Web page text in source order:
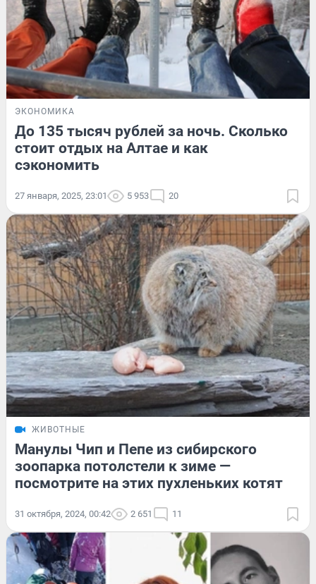
ЭКОНОМИКА
До 135 тысяч рублей за ночь. Сколько
стоит отдых на Алтае и как
сэкономить
27 января, 2025, 23:01 5 953 20
ЖИВОТНЫЕ
Манулы Чип и Пепе из сибирского
зоопарка потолстели к зиме —
посмотрите на этих пухленьких котят
31 октября, 2024, 00:42 2 651 11